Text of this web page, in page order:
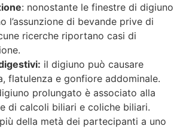
: nonostante le finestre di digiuno
l’assunzione di bevande prive di
ricerche riportano casi di
il digiuno può causare
flatulenza e gonfiore addominale.
prolungato è associato alla
di calcoli biliari e coliche biliari.
più della metà dei partecipanti a uno